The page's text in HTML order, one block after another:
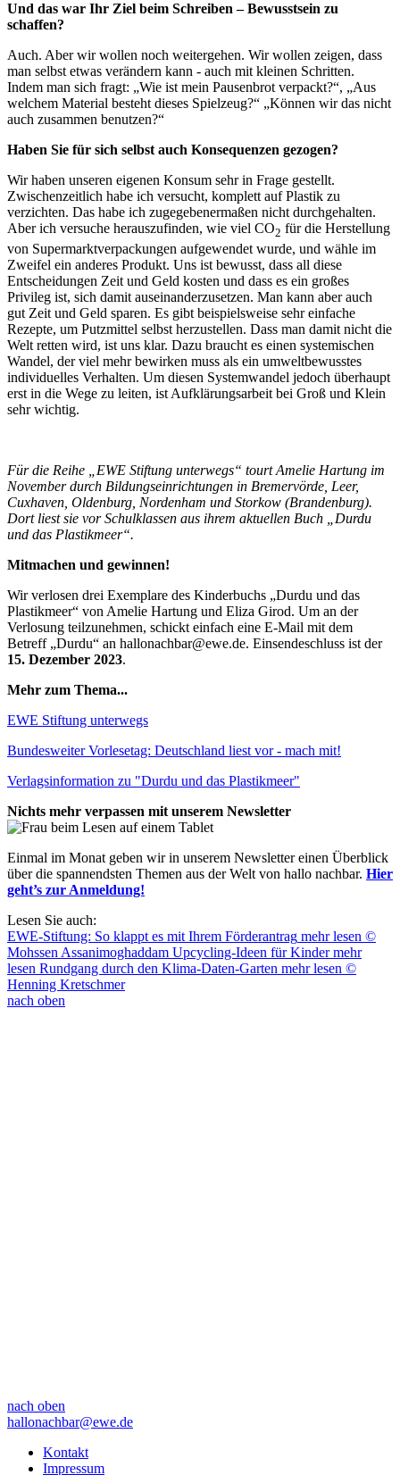
Und das war Ihr Ziel beim Schreiben – Bewusstsein zu
schaffen?
Auch. Aber wir wollen noch weitergehen. Wir wollen zeigen, dass
man selbst etwas verändern kann - auch mit kleinen Schritten.
Indem man sich fragt: „Wie ist mein Pausenbrot verpackt?“, „Aus
welchem Material besteht dieses Spielzeug?“ „Können wir das nicht
auch zusammen benutzen?“
Haben Sie für sich selbst auch Konsequenzen gezogen?
Wir haben unseren eigenen Konsum sehr in Frage gestellt.
Zwischenzeitlich habe ich versucht, komplett auf Plastik zu
verzichten. Das habe ich zugegebenermaßen nicht durchgehalten.
Aber ich versuche herauszufinden, wie viel CO2 für die Herstellung
von Supermarktverpackungen aufgewendet wurde, und wähle im
Zweifel ein anderes Produkt. Uns ist bewusst, dass all diese
Entscheidungen Zeit und Geld kosten und dass es ein großes
Privileg ist, sich damit auseinanderzusetzen. Man kann aber auch
gut Zeit und Geld sparen. Es gibt beispielsweise sehr einfache
Rezepte, um Putzmittel selbst herzustellen. Dass man damit nicht die
Welt retten wird, ist uns klar. Dazu braucht es einen systemischen
Wandel, der viel mehr bewirken muss als ein umweltbewusstes
individuelles Verhalten. Um diesen Systemwandel jedoch überhaupt
erst in die Wege zu leiten, ist Aufklärungsarbeit bei Groß und Klein
sehr wichtig.
Für die Reihe „EWE Stiftung unterwegs“ tourt Amelie Hartung im
November durch Bildungseinrichtungen in Bremervörde, Leer,
Cuxhaven, Oldenburg, Nordenham und Storkow (Brandenburg).
Dort liest sie vor Schulklassen aus ihrem aktuellen Buch „Durdu
und das Plastikmeer“.
Mitmachen und gewinnen!
Wir verlosen drei Exemplare des Kinderbuchs „Durdu und das
Plastikmeer“ von Amelie Hartung und Eliza Girod. Um an der
Verlosung teilzunehmen, schickt einfach eine E-Mail mit dem
Betreff „Durdu“ an hallonachbar@ewe.de. Einsendeschluss ist der
15. Dezember 2023.
Mehr zum Thema...
EWE Stiftung unterwegs
Bundesweiter Vorlesetag: Deutschland liest vor - mach mit!
Verlagsinformation zu "Durdu und das Plastikmeer"
Nichts mehr verpassen mit unserem Newsletter
Einmal im Monat geben wir in unserem Newsletter einen Überblick
über die spannendsten Themen aus der Welt von hallo nachbar. Hier
geht’s zur Anmeldung!
Lesen Sie auch:
EWE-Stiftung: So klappt es mit Ihrem Förderantrag mehr lesen ©
Mohssen Assanimoghaddam Upcycling-Ideen für Kinder mehr
lesen Rundgang durch den Klima-Daten-Garten mehr lesen ©
Henning Kretschmer
nach oben
nach oben
hallonachbar@ewe.de
Kontakt
Impressum